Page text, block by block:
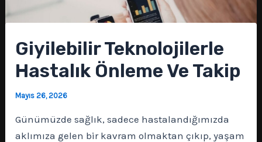
Giyilebilir Teknolojilerle
Hastalık Önleme Ve Takip
Mayıs 26, 2026
Günümüzde sağlık, sadece hastalandığımızda
aklımıza gelen bir kavram olmaktan çıkıp, yaşam